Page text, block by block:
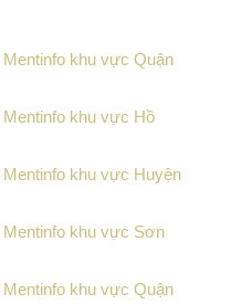
khu vực Quận
Mentinfo khu vực Hồ
khu vực Huyện
Mentinfo khu vực Sơn
khu vực Quận